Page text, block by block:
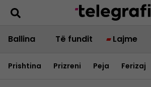
Ballina Të fundit Lajme
Prishtina Prizreni Peja Ferizaj